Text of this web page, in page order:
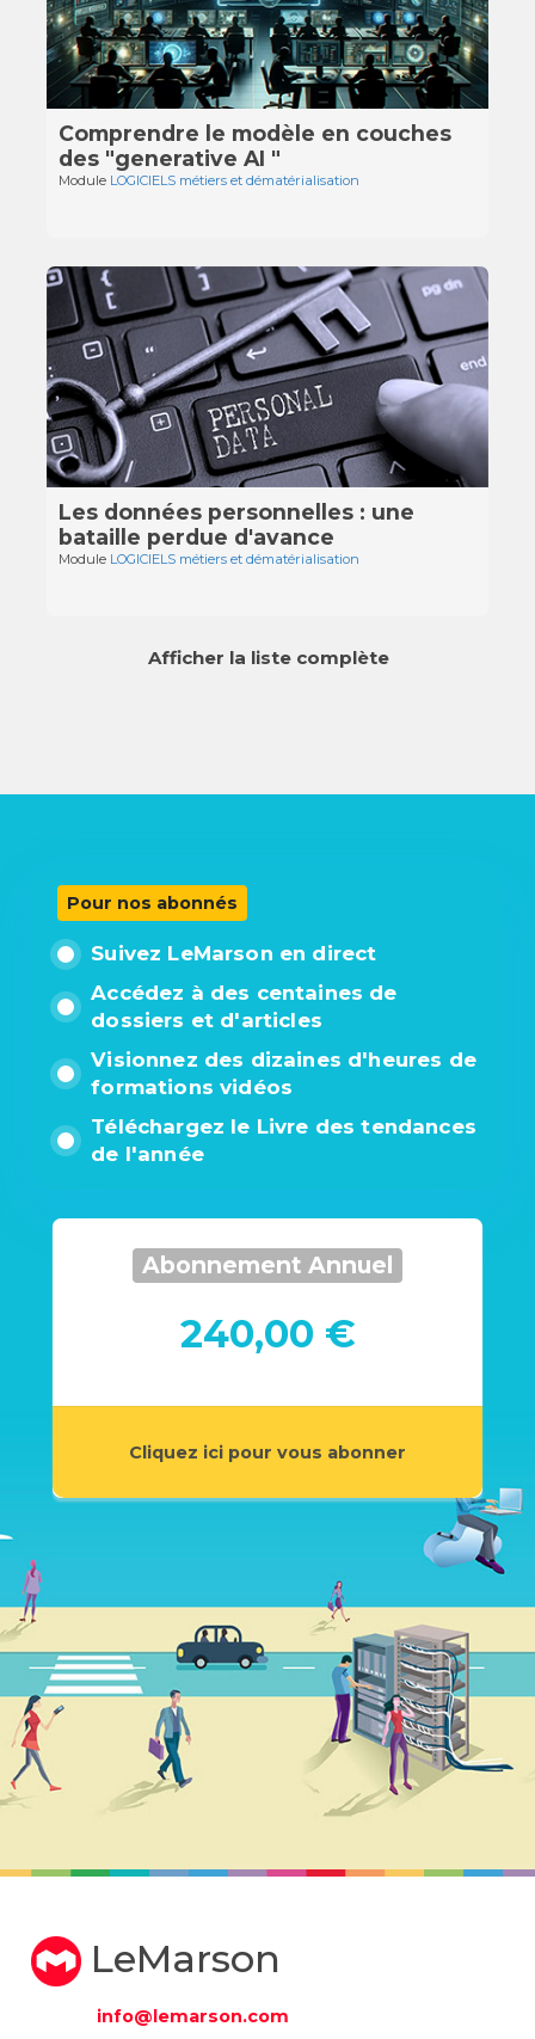
Comprendre le modèle en couches
des "generative AI "
Module LOGICIELS métiers et dématérialisation
Les données personnelles : une
bataille perdue d'avance
Module LOGICIELS métiers et dématérialisation
Afficher la liste complète
Pour nos abonnés
Suivez LeMarson en direct
Accédez à des centaines de
dossiers et d'articles
Visionnez des dizaines d'heures de
formations vidéos
Téléchargez le Livre des tendances
de l'année
Abonnement Annuel
240,00 €
Cliquez ici pour vous abonner
LeMarson
info@lemarson.com